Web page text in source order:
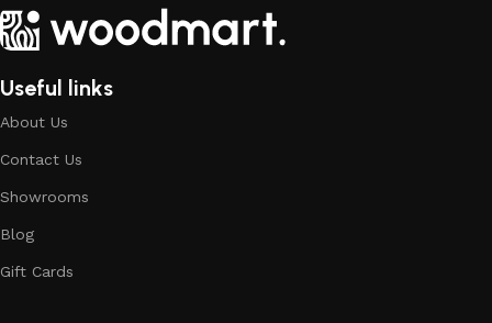
Useful links
About Us
Contact Us
Showrooms
Blog
Gift Cards